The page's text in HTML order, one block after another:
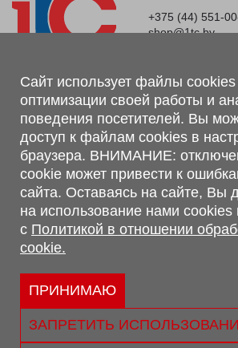
+375 (44) 551-
shop@1tc.by
Магазин, склад
г. Минск, Минский р-н, п. Привольный, ул.
223062
г. Брест, ул. Лейтенанта Рябцева, 108 В,
Обращаем Ваше внимание, что вся
информация, касающаяся комплектаций,
характеристик, цветовых сочетаний, а
сервисного обслуживания носит
не является публичной офертой,
Гражданского кодекса Республики
Политика обработки персональных данных
Политикой в отношении обработки
Сайт использует файлы
оптимизации своей работы и
поведения посетителей. Вы
доступ к файлам cookies в
браузера. ВНИМАНИЕ:
cookie может привести к
сайта. Оставаясь на сайте, Вы
на использование нами cookies
с Политикой в отношении
cookie.
ПРИНИМАЮ
ЗАПРЕТИТЬ